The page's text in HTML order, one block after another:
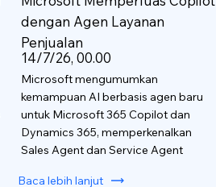
dengan Agen Layanan
Penjualan
14/7/26, 00.00
Microsoft mengumumkan
kemampuan AI berbasis agen baru
untuk Microsoft 365 Copilot dan
Dynamics 365, memperkenalkan
Sales Agent dan Service Agent
Baca lebih lanjut